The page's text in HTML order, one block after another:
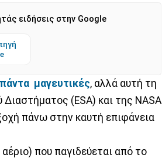
ειδήσεις στην Google
πάντα μαγευτικές, αλλά αυτή τη
(ESA) και της NASA
πάνω στην καυτή επιφάνεια
που παγιδεύεται από το